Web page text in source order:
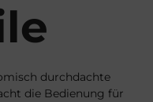
durchdachte
die Bedienung für